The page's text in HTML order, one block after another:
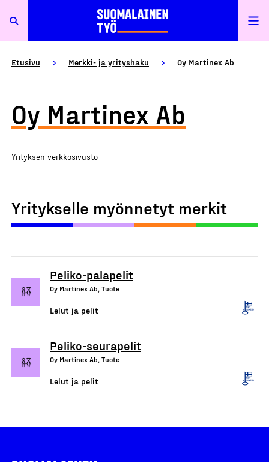
Etusivu Merkki- ja yrityshaku Oy Martinex Ab
Oy Martinex Ab
Yrityksen verkkosivusto
Yritykselle myönnetyt merkit
Peliko-palapelit
Oy Martinex Ab, Tuote
Lelut ja pelit
Peliko-seurapelit
Oy Martinex Ab, Tuote
Lelut ja pelit